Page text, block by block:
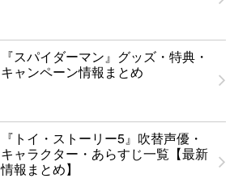
『スパイダーマン』グッズ・特典・
キャンペーン情報まとめ
『トイ・ストーリー5』吹替声優・
キャラクター・あらすじ一覧【最新
情報まとめ】